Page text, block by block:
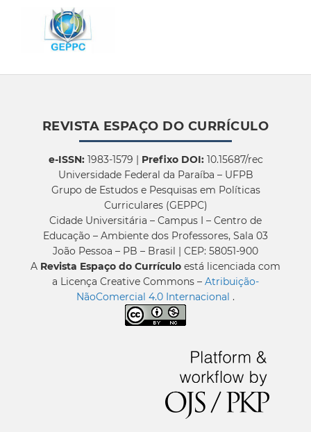
REVISTA ESPAÇO DO CURRÍCULO
e-ISSN:1983-1579 | Prefixo DOI:10.15687/rec
Universidade Federal da Paraíba – UFPB
Grupo de Estudos e Pesquisas em Políticas
Curriculares (GEPPC)
Cidade Universitária – Campus I – Centro de
Educação – Ambiente dos Professores, Sala 03
João Pessoa – PB – Brasil | CEP: 58051-900
A Revista Espaço do Currículo está licenciada com
a Licença Creative Commons – Atribuição-
NãoComercial 4.0 Internacional .